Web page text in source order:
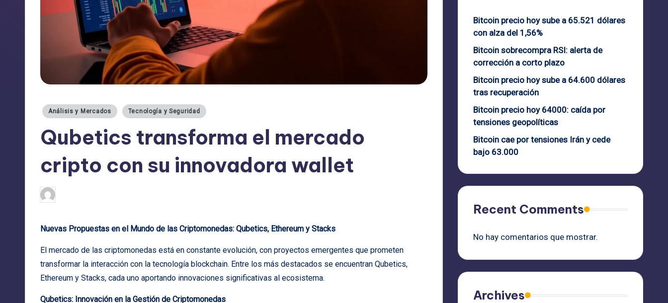
Publicado
Análisis y Mercados Tecnología y Seguridad
Qubetics transforma el mercado
cripto con su innovadora wallet
Publicado
por
Nuevas Propuestas en el Mundo de las Criptomonedas: Qubetics, Ethereum y Stacks
El mercado de las criptomonedas está en constante evolución, con proyectos emergentes que prometen
transformar la interacción con la tecnología blockchain. Entre los más destacados se encuentran Qubetics,
Ethereum y Stacks, cada uno aportando innovaciones significativas al ecosistema.
Qubetics: Innovación en la Gestión de Criptomonedas
Bitcoin precio hoy sube a 65.521 dólares
con alza del 1,56%
Bitcoin sobrecompra RSI: alerta de
corrección a corto plazo
Bitcoin precio hoy sube a 64.600 dólares
tras recuperación
Bitcoin precio hoy 64000: caída por
tensiones geopolíticas
Bitcoin cae por tensiones Irán y cede
bajo 63.000
Recent Comments
No hay comentarios que mostrar.
Archives